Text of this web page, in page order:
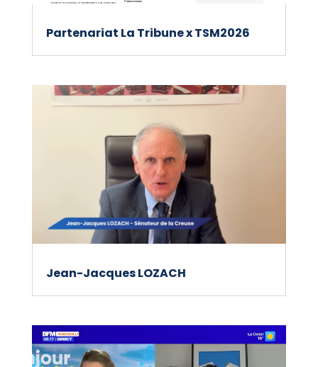
Partenariat La Tribune x TSM2026
Jean-Jacques LOZACH